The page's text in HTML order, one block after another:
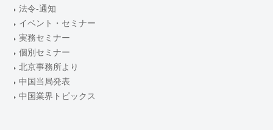
法令-通知
イベント・セミナー
実務セミナー
個別セミナー
北京事務所より
中国当局発表
中国業界トピックス